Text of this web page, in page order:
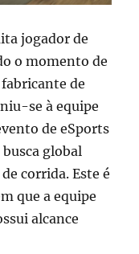
jogador de
o momento de
de
se à equipe
de eSports
global
corrida. Este é
que a equipe
alcance